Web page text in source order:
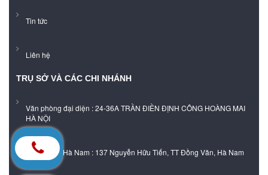
Tin tức
Liên hệ
TRỤ SỞ VÀ CÁC CHI NHÁNH
Văn phòng đại diện : 24-36A TRẦN ĐIỀN ĐỊNH CÔNG HOÀNG MAI
HÀ NỘI
Showroom Hà Nam : 137 Nguyễn Hữu Tiến, TT Đồng Văn, Hà Nam